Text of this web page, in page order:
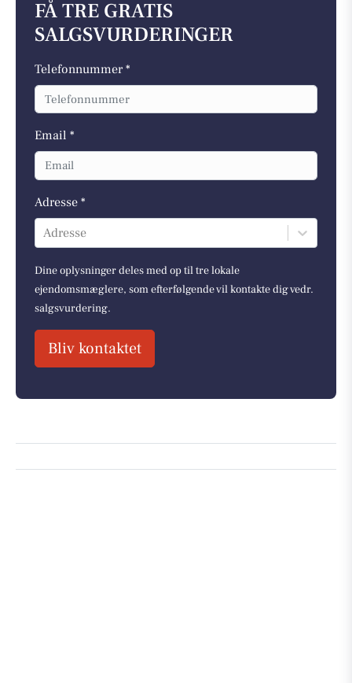
FÅ TRE GRATIS
SALGSVURDERINGER
Telefonnummer *
Email *
Adresse *
Adresse
Dine oplysninger deles med op til tre lokale
ejendomsmæglere, som efterfølgende vil kontakte dig vedr.
salgsvurdering.
Bliv kontaktet